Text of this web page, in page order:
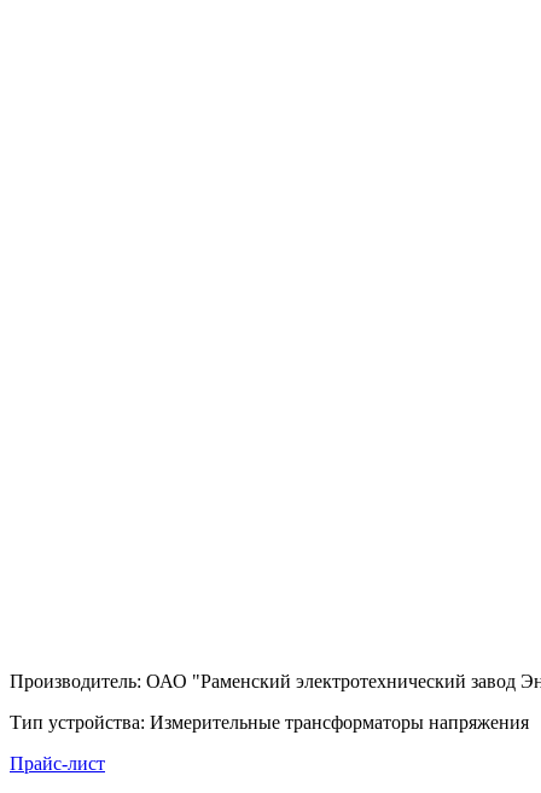
Производитель: ОАО "Раменский электротехнический завод
Тип устройства: Измерительные трансформаторы напряжения
Прайс-лист